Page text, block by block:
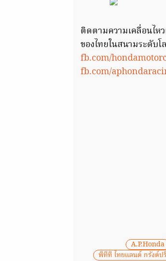
ติดตามความเคลื่อนไห
ของไทยในสนามระดับ
fb.com/
fb.com/
A.P.Honda
พีทีที ไทยแลนด์ กรังด์ป